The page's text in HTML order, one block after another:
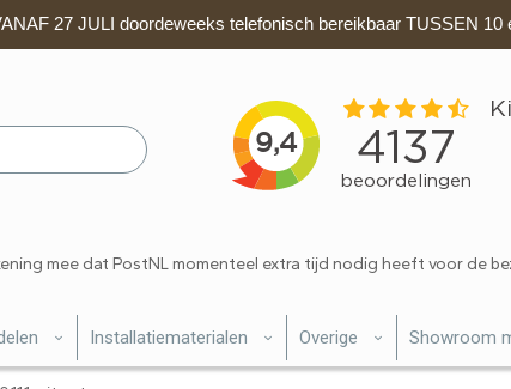
27 JULI doordeweeks telefonisch bereikbaar TUSSEN 10
mee dat PostNL momenteel extra tijd nodig heeft voor de
Installatiematerialen Overige Showroom